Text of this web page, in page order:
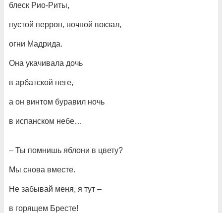
блеск Рио-Риты,
пустой перрон, ночной вокзал,
огни Мадрида.
Она укачивала дочь
в арбатской неге,
а он винтом буравил ночь
в испанском небе…
– Ты помнишь яблони в цвету?
Мы снова вместе.
Не забывай меня, я тут –
в горящем Бресте!